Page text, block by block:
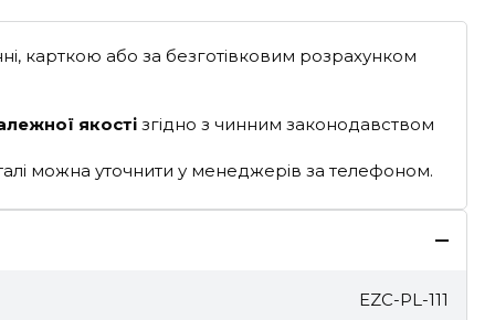
карткою або за безготівковим розрахунком
якості згідно з чинним законодавством
можна уточнити у менеджерів за телефоном.
EZC-PL-111